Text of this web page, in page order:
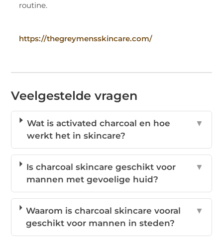
routine.
https://thegreymensskincare.com/
Veelgestelde vragen
Wat is activated charcoal en hoe
werkt het in skincare?
▼
Is charcoal skincare geschikt voor
mannen met gevoelige huid?
▼
Waarom is charcoal skincare vooral
geschikt voor mannen in steden?
▼